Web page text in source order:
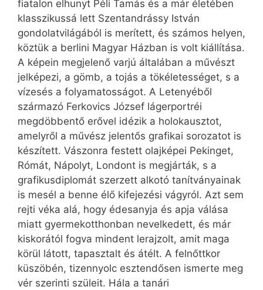
fiatalon elhunyt Péli Tamás és a már életében
klasszikussá lett Szentandrássy István
gondolatvilágából is merített, és számos helyen,
köztük a berlini Magyar Házban is volt kiállítása.
A képein megjelenő varjú általában a művészt
jelképezi, a gömb, a tojás a tökéletességet, s a
vízesés a folyamatosságot. A Letenyéből
származó Ferkovics József lágerportréi
megdöbbentő erővel idézik a holokausztot,
amelyről a művész jelentős grafikai sorozatot is
készített. Vászonra festett olajképei Pekinget,
Rómát, Nápolyt, Londont is megjárták, s a
grafikusdiplomát szerzett alkotó tanítványainak
is mesél a benne élő kifejezési vágyról. Azt sem
rejti véka alá, hogy édesanyja és apja válása
miatt gyermekotthonban nevelkedett, és már
kiskorától fogva mindent lerajzolt, amit maga
körül látott, tapasztalt és átélt. A felnőttkor
küszöbén, tizennyolc esztendősen ismerte meg
vér szerinti szüleit. Hála a tanári